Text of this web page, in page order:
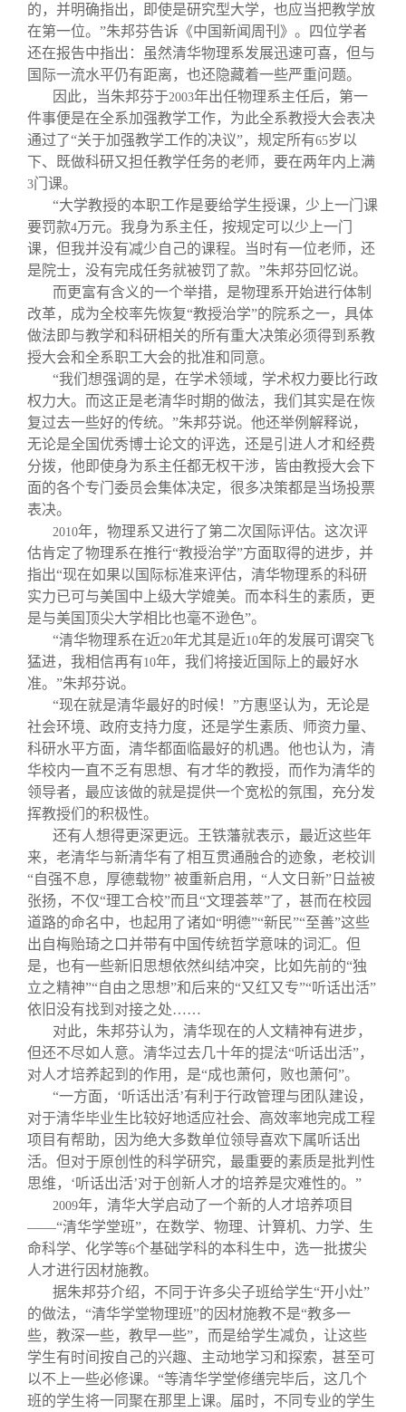
的，并明确指出，即使是研究型大学，也应当把教学放
在第一位。”朱邦芬告诉《中国新闻周刊》。四位学者
还在报告中指出：虽然清华物理系发展迅速可喜，但与
国际一流水平仍有距离，也还隐藏着一些严重问题。
因此，当朱邦芬于2003年出任物理系主任后，第一
件事便是在全系加强教学工作，为此全系教授大会表决
通过了“关于加强教学工作的决议”，规定所有65岁以
下、既做科研又担任教学任务的老师，要在两年内上满
3门课。
“大学教授的本职工作是要给学生授课，少上一门课
要罚款4万元。我身为系主任，按规定可以少上一门
课，但我并没有减少自己的课程。当时有一位老师，还
是院士，没有完成任务就被罚了款。”朱邦芬回忆说。
而更富有含义的一个举措，是物理系开始进行体制
改革，成为全校率先恢复“教授治学”的院系之一，具体
做法即与教学和科研相关的所有重大决策必须得到系教
授大会和全系职工大会的批准和同意。
“我们想强调的是，在学术领域，学术权力要比行政
权力大。而这正是老清华时期的做法，我们其实是在恢
复过去一些好的传统。”朱邦芬说。他还举例解释说，
无论是全国优秀博士论文的评选，还是引进人才和经费
分拨，他即使身为系主任都无权干涉，皆由教授大会下
面的各个专门委员会集体决定，很多决策都是当场投票
表决。
2010年，物理系又进行了第二次国际评估。这次评
估肯定了物理系在推行“教授治学”方面取得的进步，并
指出“现在如果以国际标准来评估，清华物理系的科研
实力已可与美国中上级大学媲美。而本科生的素质，更
是与美国顶尖大学相比也毫不逊色”。
“清华物理系在近20年尤其是近10年的发展可谓突飞
猛进，我相信再有10年，我们将接近国际上的最好水
准。”朱邦芬说。
“现在就是清华最好的时候！”方惠坚认为，无论是
社会环境、政府支持力度，还是学生素质、师资力量、
科研水平方面，清华都面临最好的机遇。他也认为，清
华校内一直不乏有思想、有才华的教授，而作为清华的
领导者，最应该做的就是提供一个宽松的氛围，充分发
挥教授们的积极性。
还有人想得更深更远。王铁藩就表示，最近这些年
来，老清华与新清华有了相互贯通融合的迹象，老校训
“自强不息，厚德载物” 被重新启用，“人文日新”日益被
张扬，不仅“理工合校”而且“文理荟萃”了，甚而在校园
道路的命名中，也起用了诸如“明德”“新民”“至善”这些
出自梅贻琦之口并带有中国传统哲学意味的词汇。但
是，也有一些新旧思想依然纠结冲突，比如先前的“独
立之精神”“自由之思想”和后来的“又红又专”“听话出活”
依旧没有找到对接之处……
对此，朱邦芬认为，清华现在的人文精神有进步，
但还不尽如人意。清华过去几十年的提法“听话出活”，
对人才培养起到的作用，是“成也萧何，败也萧何”。
“一方面，‘听话出活’有利于行政管理与团队建设，
对于清华毕业生比较好地适应社会、高效率地完成工程
项目有帮助，因为绝大多数单位领导喜欢下属听话出
活。但对于原创性的科学研究，最重要的素质是批判性
思维，‘听话出活’对于创新人才的培养是灾难性的。”
2009年，清华大学启动了一个新的人才培养项目
——“清华学堂班”，在数学、物理、计算机、力学、生
命科学、化学等6个基础学科的本科生中，选一批拔尖
人才进行因材施教。
据朱邦芬介绍，不同于许多尖子班给学生“开小灶”
的做法，“清华学堂物理班”的因材施教不是“教多一
些，教深一些，教早一些”，而是给学生减负，让这些
学生有时间按自己的兴趣、主动地学习和探索，甚至可
以不上一些必修课。“等清华学堂修缮完毕后，这几个
班的学生将一同聚在那里上课。届时，不同专业的学生